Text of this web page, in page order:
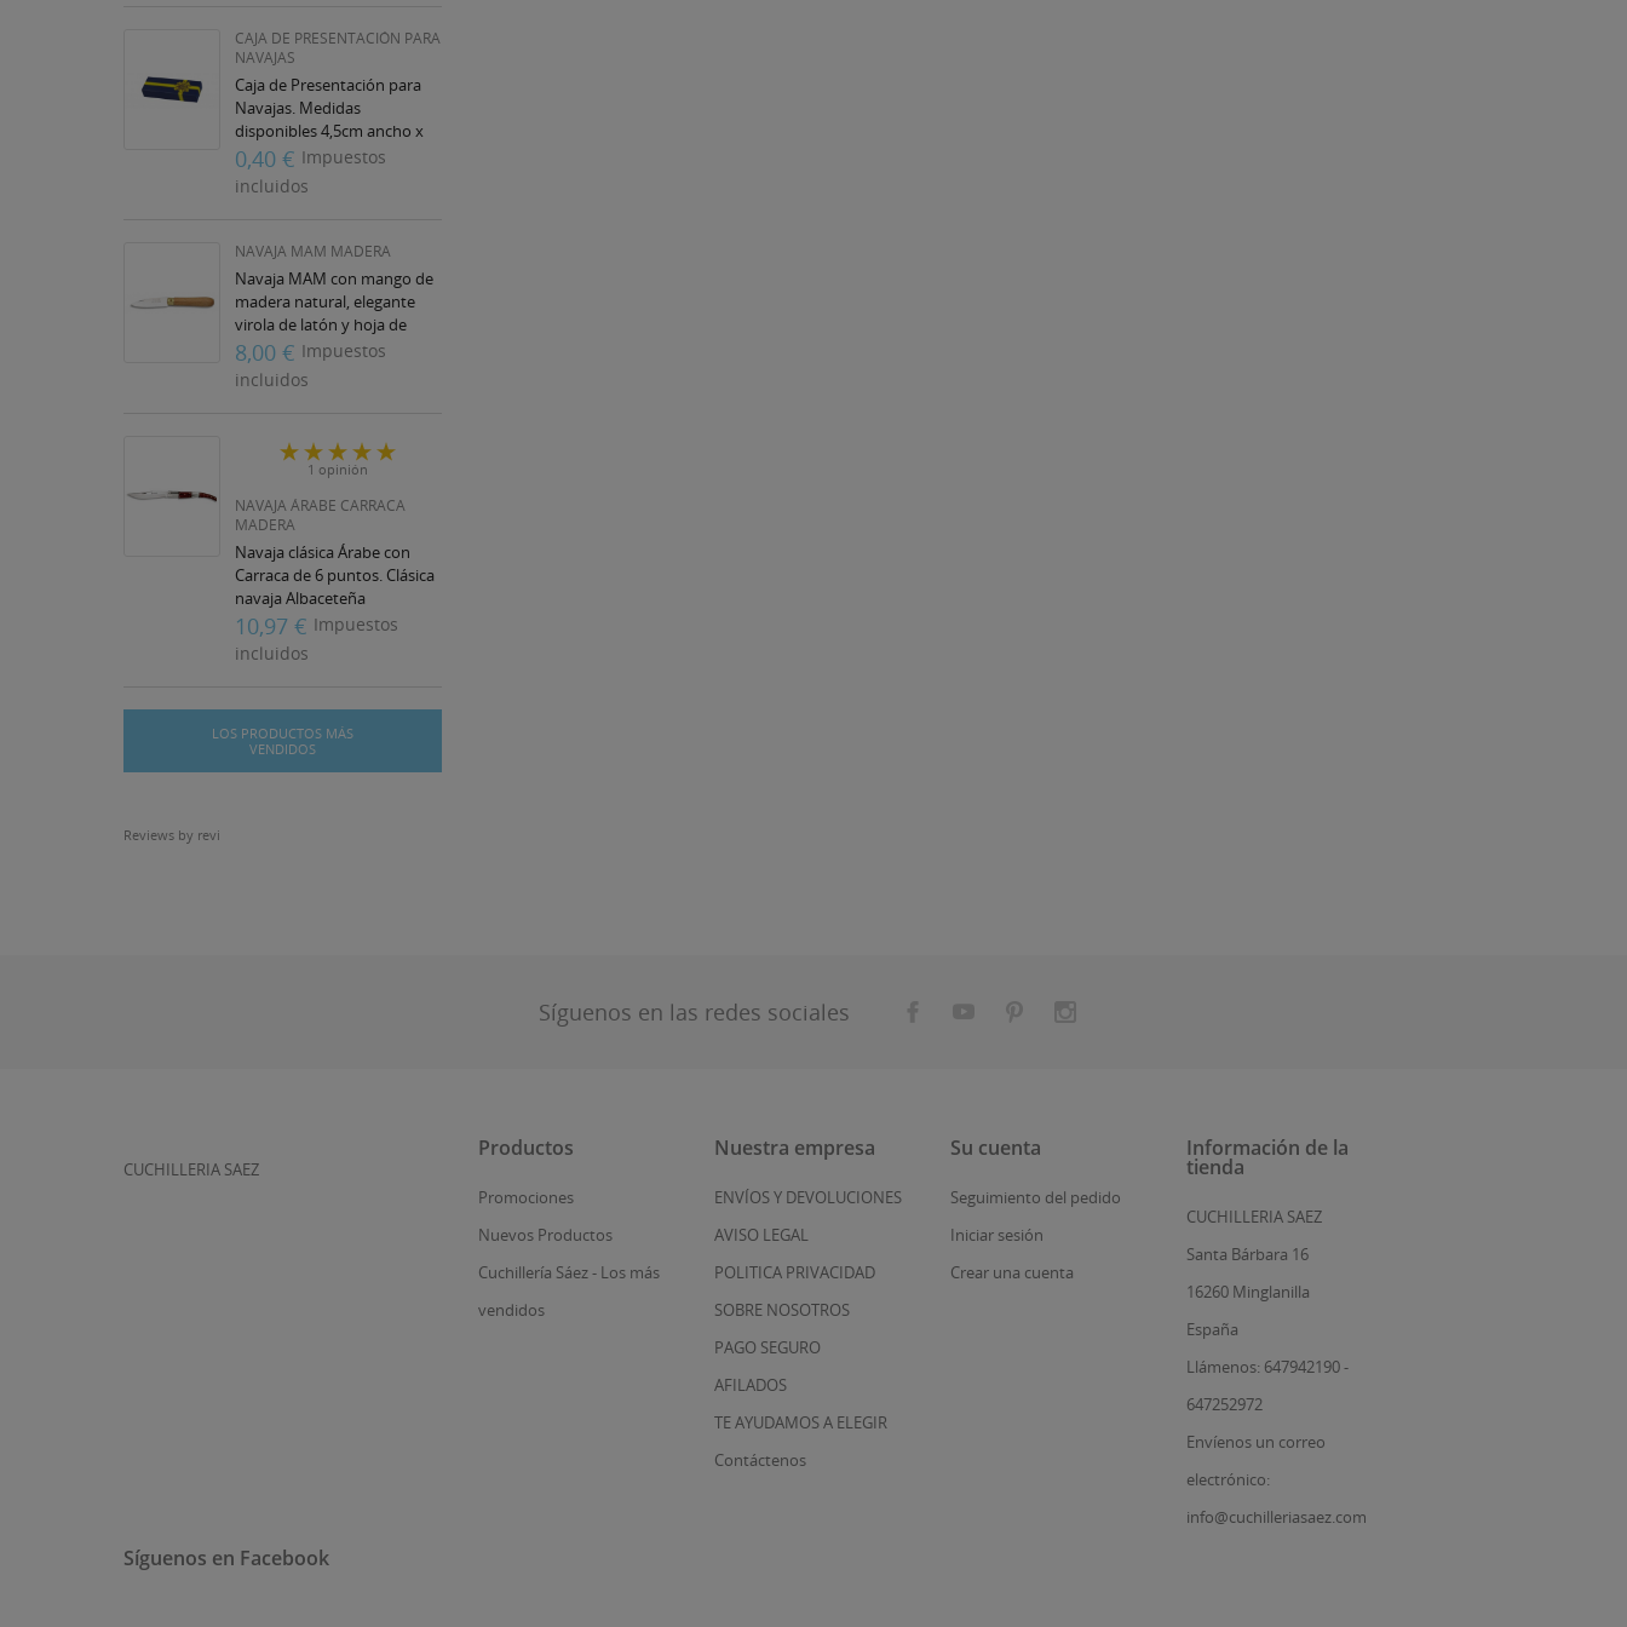
CAJA DE PRESENTACIÓN PARA
NAVAJAS
Caja de Presentación para
Navajas. Medidas
disponibles 4,5cm ancho x
2,4cm alto x 13,5cm largo
3,6cm amcho x 1cm alto x
9,7cm largo
0,40 € Impuestos
incluidos
NAVAJA MAM MADERA
Navaja MAM con mango de
madera natural, elegante
virola de latón y hoja de
acero inoxidable de 6 cm. Un
diseño clásico, resistente y
funcional,...
8,00 € Impuestos
incluidos
1 opinión
NAVAJA ÁRABE CARRACA
MADERA
Navaja clásica Árabe con
Carraca de 6 puntos. Clásica
navaja Albaceteña
disponible en varios
tamaños de hoja. Hoja de
Acero Inoxidable. Consta
10,97 € Impuestos
incluidos
LOS PRODUCTOS MÁS
VENDIDOS
Reviews by revi
Síguenos en las redes sociales
CUCHILLERIA SAEZ
Productos
Promociones
Nuevos Productos
Cuchillería Sáez - Los más
vendidos
Nuestra empresa
ENVÍOS Y DEVOLUCIONES
AVISO LEGAL
POLITICA PRIVACIDAD
SOBRE NOSOTROS
PAGO SEGURO
AFILADOS
TE AYUDAMOS A ELEGIR
Contáctenos
Su cuenta
Seguimiento del pedido
Iniciar sesión
Crear una cuenta
Información de la
tienda
CUCHILLERIA SAEZ
Santa Bárbara 16
16260 Minglanilla
España
Llámenos: 647942190 -
647252972
Envíenos un correo
electrónico:
info@cuchilleriasaez.com
Síguenos en Facebook